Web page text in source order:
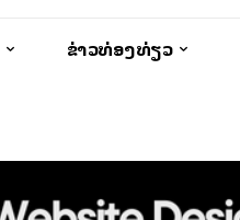
ຂ່າວທ່ອງທ່ຽວ